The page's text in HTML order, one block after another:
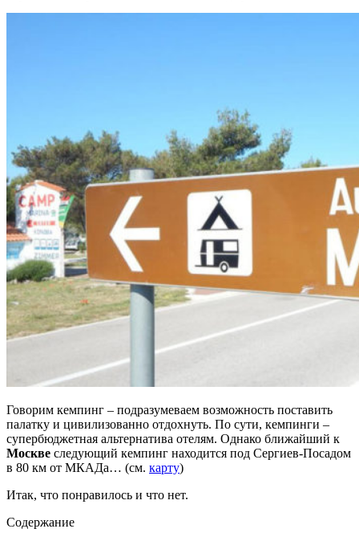
Говорим кемпинг – подразумеваем возможность поставить
палатку и цивилизованно отдохнуть. По сути, кемпинги –
супербюджетная альтернатива отелям. Однако ближайший к
Москве следующий кемпинг находится под Сергиев-Посадом
в 80 км от МКАДа… (см. карту)
Итак, что понравилось и что нет.
Содержание